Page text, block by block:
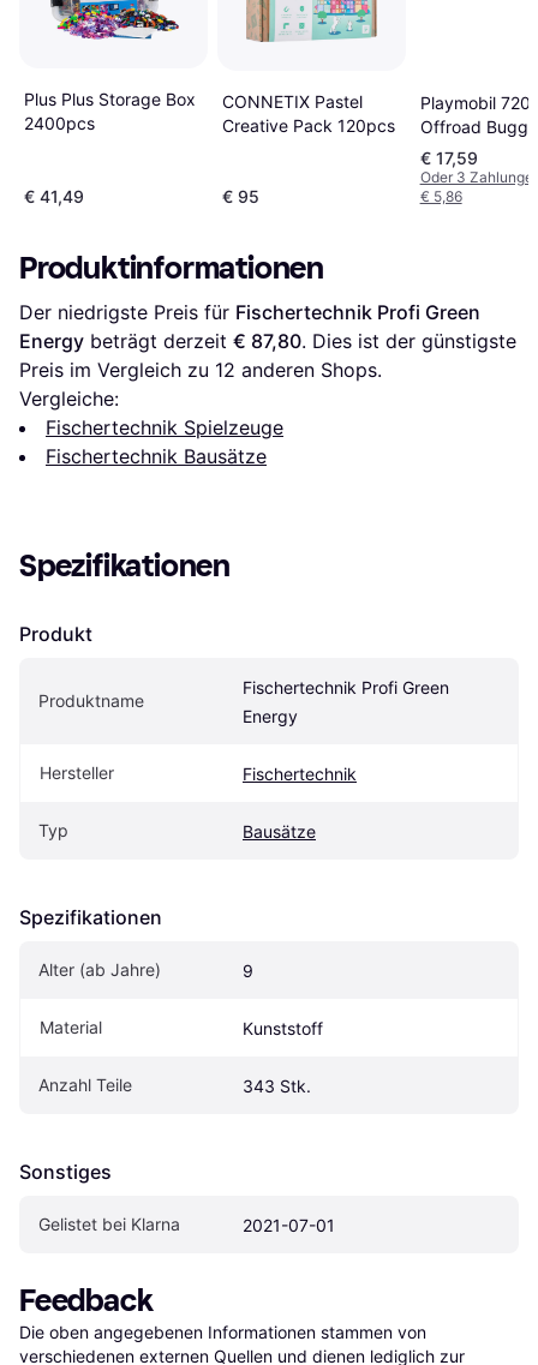
Plus Plus Storage Box
2400pcs
€ 41,49
CONNETIX Pastel
Creative Pack 120pcs
€ 95
Playmobil
Offroad Buggy
€ 17,59
Oder 3
€ 5,86
Produktinformationen
Der niedrigste Preis für Fischertechnik Profi Green
Energy beträgt derzeit € 87,80. Dies ist der günstigste
Preis im Vergleich zu 12 anderen Shops.
Vergleiche:
Fischertechnik Spielzeuge
Fischertechnik Bausätze
Spezifikationen
Produkt
Produktname
Fischertechnik Profi Green
Energy
Hersteller Fischertechnik
Typ Bausätze
Spezifikationen
Alter (ab Jahre) 9
Material Kunststoff
Anzahl Teile 343 Stk.
Sonstiges
Gelistet bei Klarna 2021-07-01
Feedback
Die oben angegebenen Informationen stammen von
verschiedenen externen Quellen und dienen lediglich zur